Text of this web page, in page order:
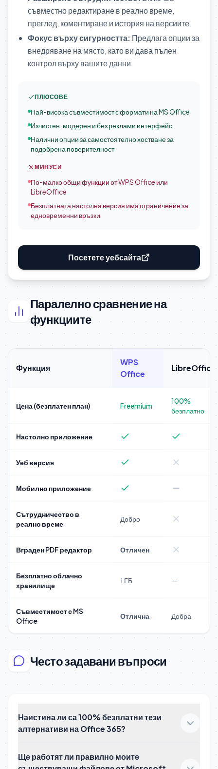
съвместно редактиране в реално време,
преглед, коментиране и история на версиите.
Фокус върху сигурността: Предлага опции за
внедряване на място, като ви дава пълен
контрол върху вашите данни.
ПЛЮСОВЕ
Най-висока съвместимост с формати на MS Office
Изчистен, модерен и без реклами интерфейс
Налични опции за самостоятелно хостване за
подобрена поверителност
МИНУСИ
По-малко общи функции от WPS Office или
LibreOffice
Безплатната настолна версия има ограничение за
едновременни връзки
Посетете уебсайта
Паралелно сравнение на
функциите
Функция
WPS
Office
LibreOffice
Цена (безплатен план) Freemium
100%
безплатно
Настолно приложение
Уеб версия
Мобилно приложение
Сътрудничество в
реално време
Добро
Вграден PDF редактор Отличен
Безплатно облачно
хранилище
1 ГБ —
Съвместимост с MS
Office
Отлична Добра
Често задавани въпроси
Наистина ли са 100% безплатни тези
алтернативи на Office 365?
Ще работят ли правилно моите